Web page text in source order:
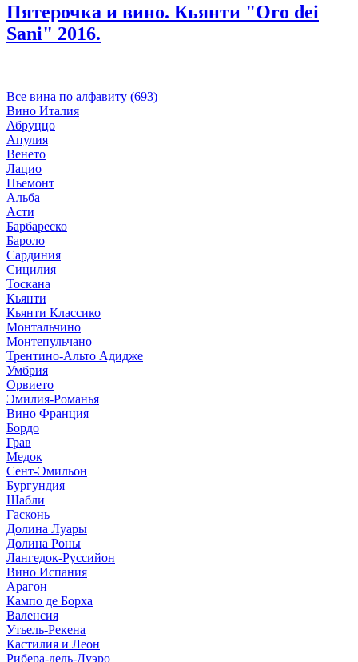
Пятерочка и вино. Кьянти "Oro dei
Sani" 2016.
Все вина по алфавиту (693)
Вино Италия
Абруццо
Апулия
Венето
Лацио
Пьемонт
Альба
Асти
Барбареско
Бароло
Сардиния
Сицилия
Тоскана
Кьянти
Кьянти Классико
Монтальчино
Монтепульчано
Трентино-Альто Адидже
Умбрия
Орвието
Эмилия-Романья
Вино Франция
Бордо
Грав
Медок
Сент-Эмильон
Бургундия
Шабли
Гасконь
Долина Луары
Долина Роны
Лангедок-Руссийон
Вино Испания
Арагон
Кампо де Борха
Валенсия
Утьель-Рекена
Кастилия и Леон
Рибера-дель-Дуэро